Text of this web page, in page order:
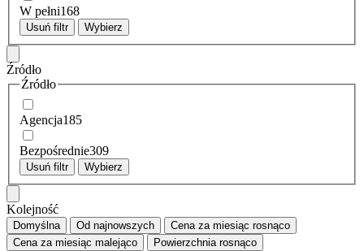
W pełni168
Usuń filtr Wybierz
Źródło
Źródło
Agencja185
Bezpośrednie309
Usuń filtr Wybierz
Kolejność
Domyślna Od najnowszych Cena za miesiąc rosnąco
Cena za miesiąc malejąco Powierzchnia rosnąco